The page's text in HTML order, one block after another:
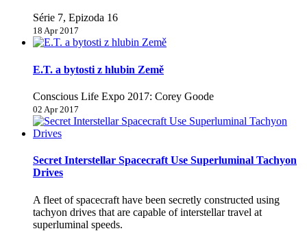
Série 7, Epizoda 16
18 Apr 2017
E.T. a bytosti z hlubin Země
Conscious Life Expo 2017: Corey Goode
02 Apr 2017
Secret Interstellar Spacecraft Use Superluminal Tachyon
Drives
A fleet of spacecraft have been secretly constructed using
tachyon drives that are capable of interstellar travel at
superluminal speeds.